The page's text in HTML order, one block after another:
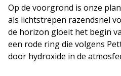
Op de voorgrond is onze
als lichtstrepen razendsnel
de horizon gloeit het begin
een rode ring die volgens
door hydroxide in de